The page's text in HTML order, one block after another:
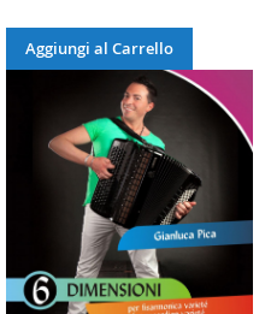
Aggiungi al Carrello